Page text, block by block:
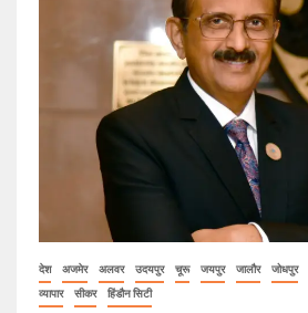
देश अजमेर अलवर उदयपुर चूरू जयपुर जालौर जोधपुर
व्यापार
सीकर हिंडौन सिटी